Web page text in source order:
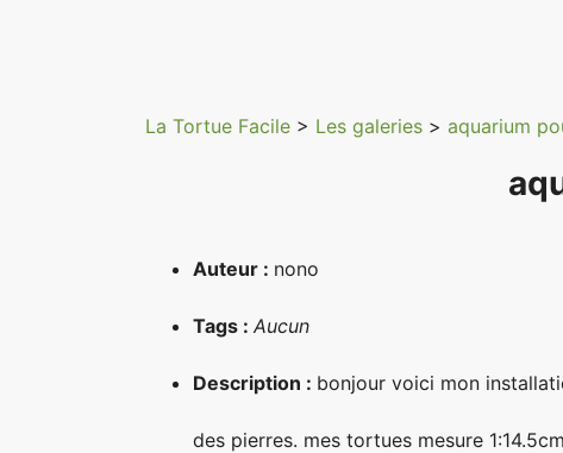
La Tortue Facile > Les galeries > aquarium
Auteur : nono
Tags : Aucun
Description : bonjour voici mon
des pierres. mes tortues mesure